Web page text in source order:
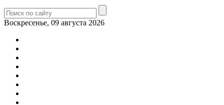
Воскресенье, 09 августа 2026